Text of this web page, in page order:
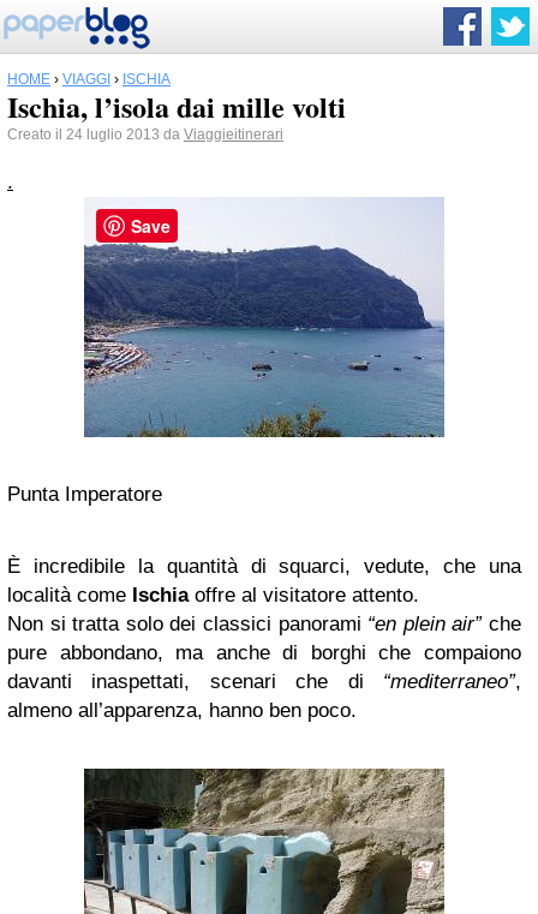
HOME › VIAGGI › ISCHIA
Ischia, l’isola dai mille volti
Creato il 24 luglio 2013 da Viaggieitinerari
.
Punta Imperatore
È incredibile la quantità di squarci, vedute, che una
località come Ischiaoffre al visitatore attento.
Non si tratta solo dei classici panorami “en plein air”che
pure abbondano, ma anche di borghi che compaiono
davanti inaspettati, scenari che di “mediterraneo”,
almeno all’apparenza, hanno ben poco.
Save